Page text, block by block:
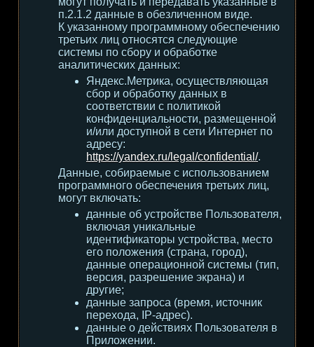
п.2.1.2 данные в обезличенном виде.
К указанному программному обеспечению
третьих лиц относятся следующие
системы по сбору и обработке
аналитических данных:
Яндекс.Метрика, осуществляющая
сбор и обработку данных в
соответствии с политикой
конфиденциальности, размещенной
и/или доступной в сети Интернет по
адресу:
https://yandex.ru/legal/confidential/.
Данные, собираемые с использованием
программного обеспечения третьих лиц,
могут включать:
данные об устройстве Пользователя,
включая уникальные
идентификаторы устройства, место
его положения (страна, город),
данные операционной системы (тип,
версия, разрешение экрана) и
другие;
данные запроса (время, источник
перехода, IP-адрес).
данные о действиях Пользователя в
Приложении.